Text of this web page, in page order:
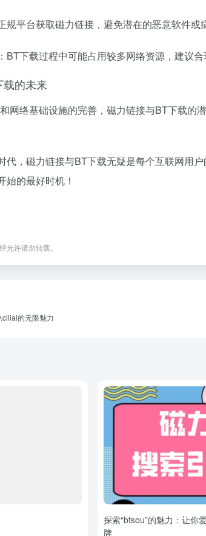
规平台获取磁力链接，避免潜在的恶意软件或
BT下载过程中可能占用较多网络资源，建议合
载的未来
网络基础设施的完善，磁力链接与BT下载的
代，磁力链接与BT下载无疑是每个互联网用
始的最好时机！
允许请勿转载。
的无限魅力
探索“btsou”的魅力：让你
牌